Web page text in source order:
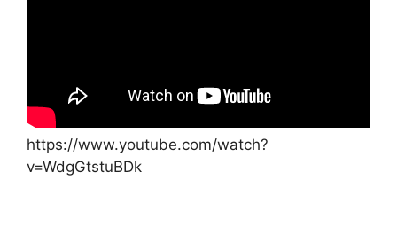
https://www.youtube.com/watch?
v=WdgGtstuBDk